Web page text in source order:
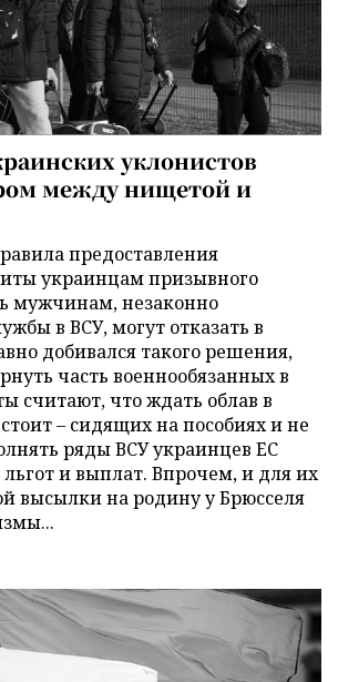
уклонистов
между нищетой и
предоставления
украинцам призывного
мужчинам, незаконно
в ВСУ, могут отказать в
добивался такого решения,
часть военнообязанных в
считают, что ждать облав в
– сидящих на пособиях и не
ряды ВСУ украинцев ЕС
и выплат. Впрочем, и для их
высылки на родину у Брюсселя